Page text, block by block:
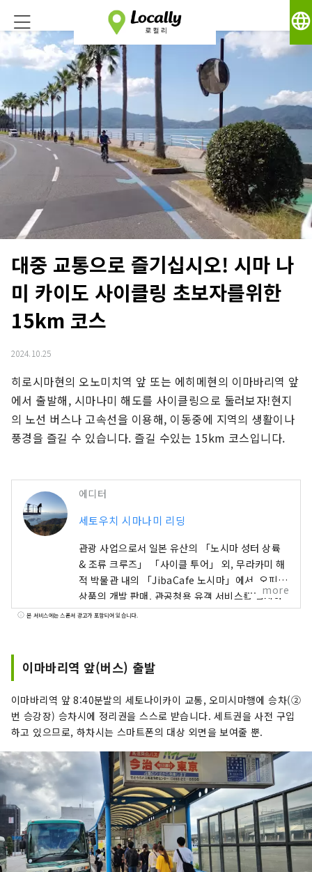
language
대중 교통으로 즐기십시오! 시마 나
미 카이도 사이클링 초보자를위한
15km 코스
2024.10.25
히로시마현의 오노미치역 앞 또는 에히메현의 이마바리역 앞
에서 출발해, 시마나미 해도를 사이클링으로 둘러보자!현지
의 노선 버스나 고속선을 이용해, 이동중에 지역의 생활이나
풍경을 즐길 수 있습니다. 즐길 수있는 15km 코스입니다.
에디터
세토우치 시마나미 리딩
관광 사업으로서 일본 유산의 「노시마 성터 상륙
& 조류 크루즈」 「사이클 투어」 외, 무라카미 해
적 박물관 내의 「JibaCafe 노시마」에서, 오피셜
상품의 개발 판매, 관공청용 유객 서비스를 실시하
고 있습니다. 또, 로드 서비스 사업으로서, 고속버
로서 “내도 해협 서비스 에리어” “바람의 레스토
랑” “마루노우치 88옥” 그 외, 오카야마 이과 대학
의 이마바리 캠퍼스 식당의 운영을 통해, 많은 방문
해 주시는 여러분을 향한 유객 서비스
more
본 서비스에는 스폰서 광고가 포함되어 있습니다.
이마바리역 앞(버스) 출발
이마바리역 앞 8:40분발의 세토나이카이 교통, 오미시마행에 승차(②
번 승강장) 승차시에 정리권을 스스로 받습니다. 세트권을 사전 구입
하고 있으므로, 하차시는 스마트폰의 대상 외면을 보여줄 뿐.